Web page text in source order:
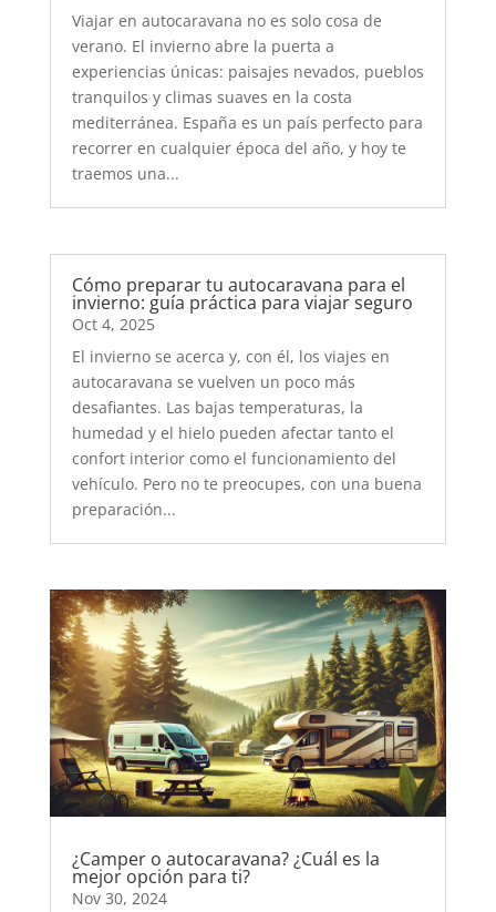
Viajar en autocaravana no es solo cosa de
verano. El invierno abre la puerta a
experiencias únicas: paisajes nevados, pueblos
tranquilos y climas suaves en la costa
mediterránea. España es un país perfecto para
recorrer en cualquier época del año, y hoy te
traemos una...
Cómo preparar tu autocaravana para el
invierno: guía práctica para viajar seguro
Oct 4, 2025
El invierno se acerca y, con él, los viajes en
autocaravana se vuelven un poco más
desafiantes. Las bajas temperaturas, la
humedad y el hielo pueden afectar tanto el
confort interior como el funcionamiento del
vehículo. Pero no te preocupes, con una buena
preparación...
¿Camper o autocaravana? ¿Cuál es la
mejor opción para ti?
Nov 30, 2024